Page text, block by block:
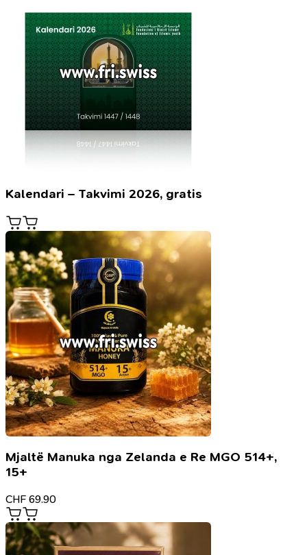
Kalendari – Takvimi 2026, gratis
Mjaltë Manuka nga Zelanda e Re MGO 514+,
15+
CHF 69.90